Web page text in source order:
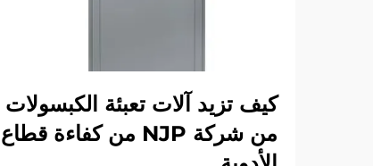
كيف تزيد آلات تعبئة الكبسولات
من شركة NJP من كفاءة قطاع